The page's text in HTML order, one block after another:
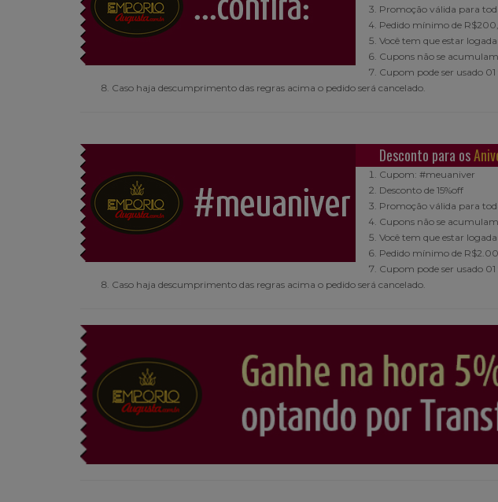
Promoção válida para
Pedido mínimo de
Você tem que estar
Cupons não se
Cupom pode ser usado 01
Caso haja descumprimento das regras acima o pedido será cancelado.
Desconto para os
Cupom: #meuaniver
Desconto de 15%off
Promoção válida para
Cupons não se
Você tem que estar
Pedido mínimo de
Cupom pode ser usado
Caso haja descumprimento das regras acima o pedido será cancelado.